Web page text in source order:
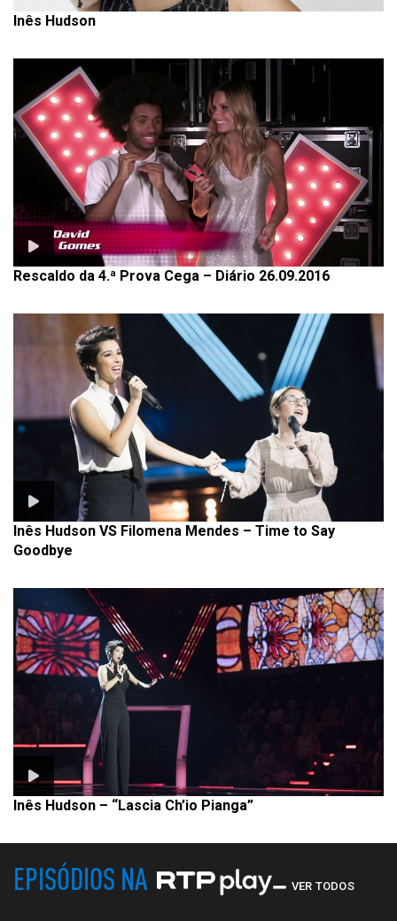
Inês Hudson
Rescaldo da 4.ª Prova Cega – Diário 26.09.2016
Inês Hudson VS Filomena Mendes – Time to Say
Goodbye
Inês Hudson – “Lascia Ch’io Pianga”
EPISÓDIOS NA VER TODOS